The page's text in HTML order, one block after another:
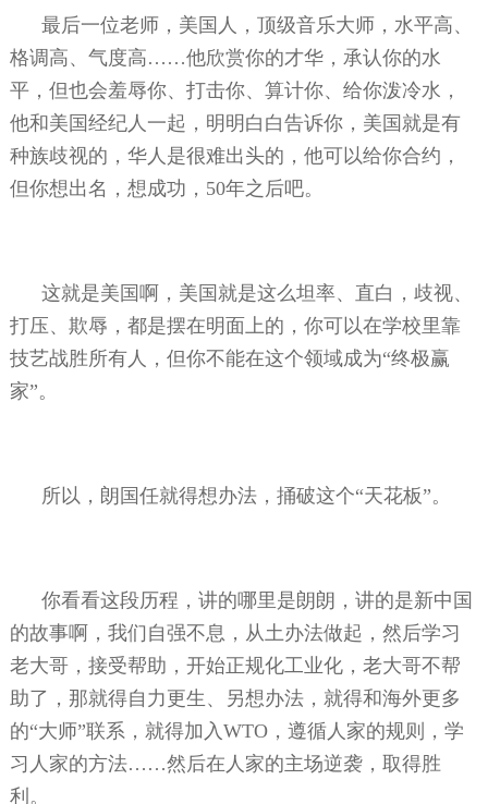
最后一位老师，美国人，顶级音乐大师，水平高、
格调高、气度高……他欣赏你的才华，承认你的水
平，但也会羞辱你、打击你、算计你、给你泼冷水，
他和美国经纪人一起，明明白白告诉你，美国就是有
种族歧视的，华人是很难出头的，他可以给你合约，
但你想出名，想成功， 50年之后吧。
这就是美国啊，美国就是这么坦率、直白，歧视、
打压、欺辱，都是摆在明面上的，你可以在学校里靠
技艺战胜所有人，但你不能在这个领域成为“终极赢
家”。
所以，朗国任就得想办法，捅破这个“天花板”。
你看看这段历程，讲的哪里是朗朗，讲的是新中国
的故事啊，我们自强不息，从土办法做起，然后学习
老大哥，接受帮助，开始正规化工业化，老大哥不帮
助了，那就得自力更生、另想办法，就得和海外更多
的“大师”联系，就得加入 WTO，遵循人家的规则，学
习人家的方法……然后在人家的主场逆袭，取得胜
利。